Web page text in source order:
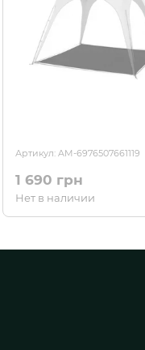
Артикул: AM-6976507661119
1 690 грн
Нет в наличии